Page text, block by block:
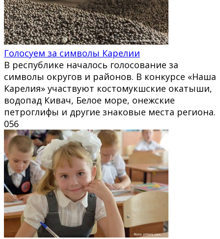
Голосуем за символы Карелии
В республике началось голосование за
символы округов и районов. В конкурсе «Наша
Карелия» участвуют костомукшские окатыши,
водопад Кивач, Белое море, онежские
петроглифы и другие знаковые места региона.
056